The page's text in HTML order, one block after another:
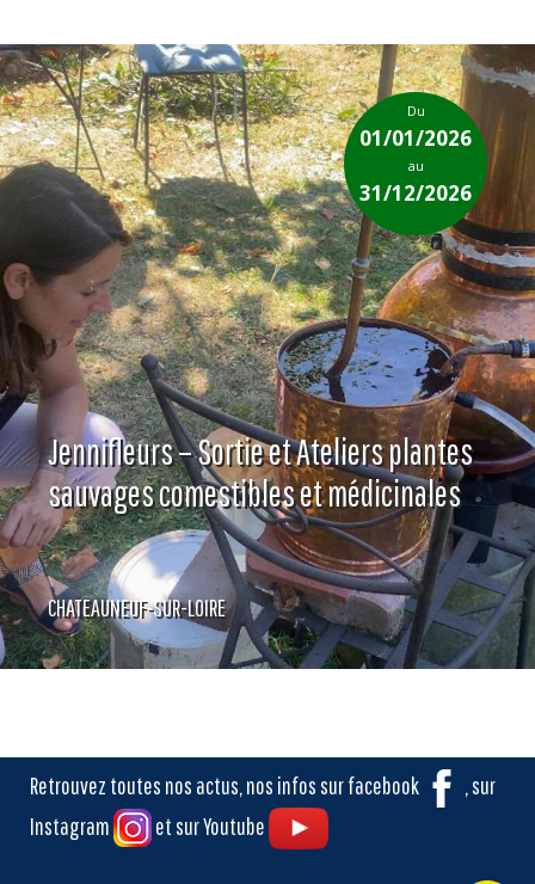
Jennifleurs – Sortie et Ateliers plantes
sauvages comestibles et médicinales
Du
01/01/2026
au
31/12/2026
CHATEAUNEUF-SUR-LOIRE
Retrouvez toutes nos actus, nos infos sur facebook
, sur
Instagram
et sur Youtube